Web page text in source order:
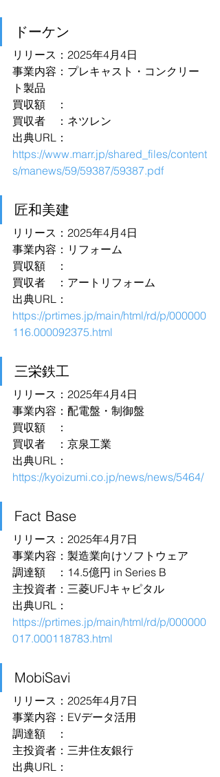
ドーケン
リリース：2025年4月4日
事業内容：プレキャスト・コンクリー
ト製品
買収額　：
買収者　：ネツレン
出典URL：
https://www.marr.jp/shared_files/content
s/manews/59/59387/59387.pdf
匠和美建
リリース：2025年4月4日
事業内容：リフォーム
買収額　：
買収者　：アートリフォーム
出典URL：
https://prtimes.jp/main/html/rd/p/000000
116.000092375.html
三栄鉄工
リリース：2025年4月4日
事業内容：配電盤・制御盤
買収額　：
買収者　：京泉工業
出典URL：
https://kyoizumi.co.jp/news/news/5464/
Fact Base
リリース：2025年4月7日
事業内容：製造業向けソフトウェア
調達額　：14.5億円 in Series B
主投資者：三菱UFJキャピタル
出典URL：
https://prtimes.jp/main/html/rd/p/000000
017.000118783.html
MobiSavi
リリース：2025年4月7日
事業内容：EVデータ活用
調達額　：
主投資者：三井住友銀行
出典URL：